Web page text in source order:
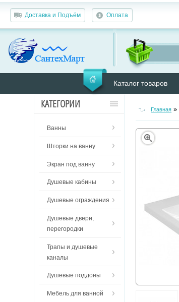
Доставка и Подъём Оплата
Каталог товаров
КАТЕГОРИИ
Ванны
Шторки на ванну
Экран под ванну
Душевые кабины
Душевые ограждения
Душевые двери,
перегородки
Трапы и душевые
каналы
Душевые поддоны
Мебель для ванной
Главная »